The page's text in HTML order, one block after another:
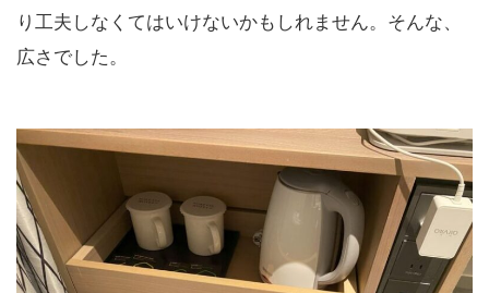
り工夫しなくてはいけないかもしれません。そんな、
広さでした。